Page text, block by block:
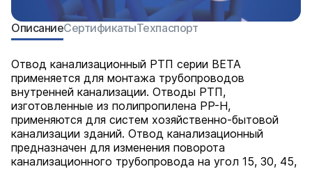
ОписаниеСертификатыТехпаспорт
Отвод канализационный РТП серии BETA
применяется для монтажа трубопроводов
внутренней канализации. Отводы РТП,
изготовленные из полипропилена PP-H,
применяются для систем хозяйственно-бытовой
канализации зданий. Отвод канализационный
предназначен для изменения поворота
канализационного трубопровода на угол 15, 30, 45,